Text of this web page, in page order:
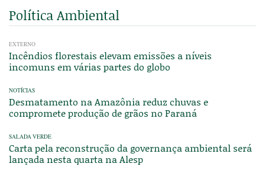
Política Ambiental
EXTERNO
Incêndios florestais elevam emissões a níveis
incomuns em várias partes do globo
NOTÍCIAS
Desmatamento na Amazônia reduz chuvas e
compromete produção de grãos no Paraná
SALADA VERDE
Carta pela reconstrução da governança ambiental será
lançada nesta quarta na Alesp